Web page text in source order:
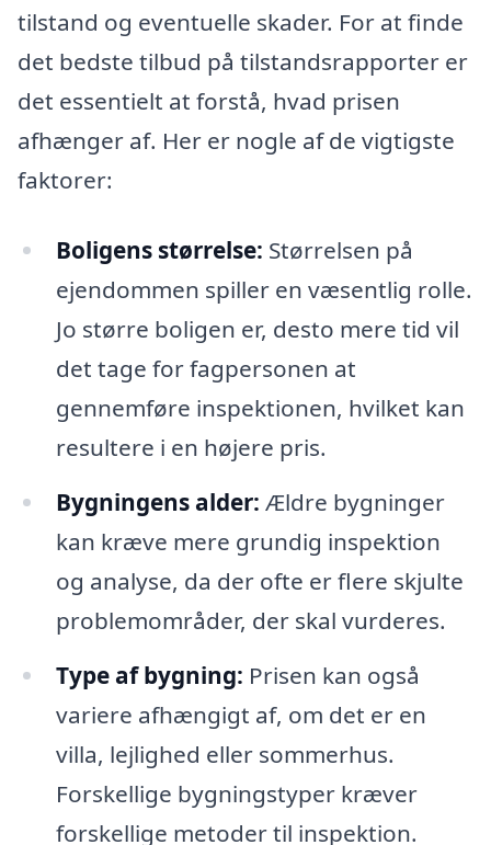
tilstand og eventuelle skader. For at finde
det bedste tilbud på tilstandsrapporter er
det essentielt at forstå, hvad prisen
afhænger af. Her er nogle af de vigtigste
faktorer:
Boligens størrelse: Størrelsen på
ejendommen spiller en væsentlig rolle.
Jo større boligen er, desto mere tid vil
det tage for fagpersonen at
gennemføre inspektionen, hvilket kan
resultere i en højere pris.
Bygningens alder: Ældre bygninger
kan kræve mere grundig inspektion
og analyse, da der ofte er flere skjulte
problemområder, der skal vurderes.
Type af bygning: Prisen kan også
variere afhængigt af, om det er en
villa, lejlighed eller sommerhus.
Forskellige bygningstyper kræver
forskellige metoder til inspektion.